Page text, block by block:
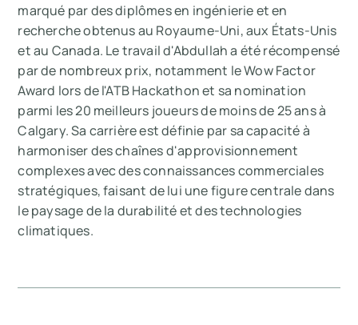
marqué par des diplômes en ingénierie et en
recherche obtenus au Royaume-Uni, aux États-Unis
et au Canada. Le travail d'Abdullah a été récompensé
par de nombreux prix, notamment le Wow Factor
Award lors de l'ATB Hackathon et sa nomination
parmi les 20 meilleurs joueurs de moins de 25 ans à
Calgary. Sa carrière est définie par sa capacité à
harmoniser des chaînes d'approvisionnement
complexes avec des connaissances commerciales
stratégiques, faisant de lui une figure centrale dans
le paysage de la durabilité et des technologies
climatiques.